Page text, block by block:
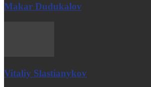
Makar Dudukalov
Vitaliy Slastianykov